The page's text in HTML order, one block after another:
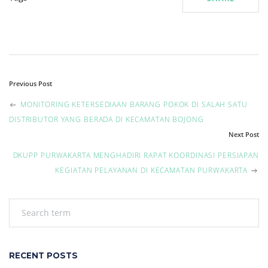
P
o
t
i
Previous Post
MONITORING KETERSEDIAAN BARANG POKOK DI SALAH SATU
DISTRIBUTOR YANG BERADA DI KECAMATAN BOJONG
Next Post
DKUPP PURWAKARTA MENGHADIRI RAPAT KOORDINASI PERSIAPAN
KEGIATAN PELAYANAN DI KECAMATAN PURWAKARTA
RECENT POSTS